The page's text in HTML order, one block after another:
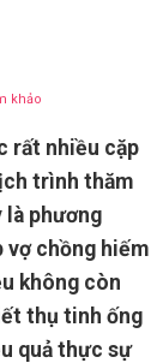
khảo
rất nhiều cặp
trình thăm
là phương
vợ chồng hiếm
không còn
thụ tinh ống
quả thực sự